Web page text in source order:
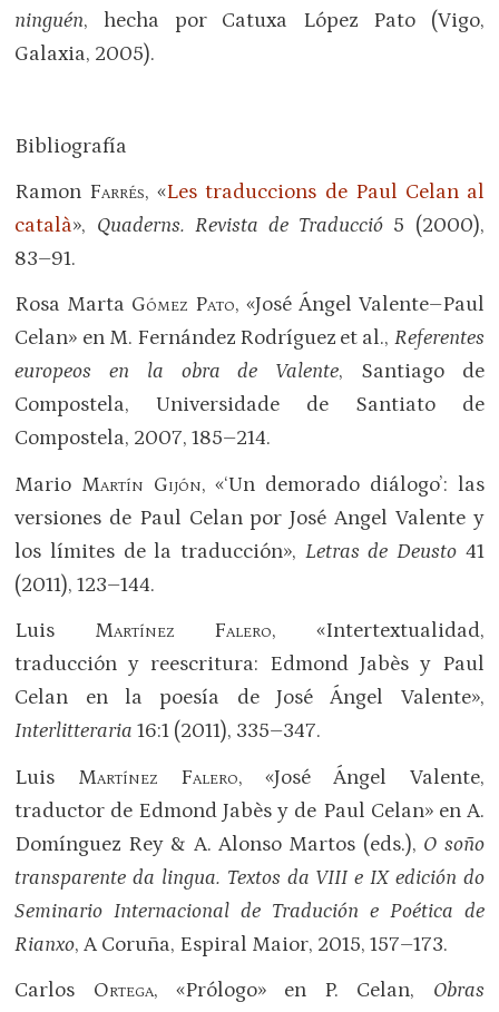
ninguén, hecha por Catuxa López Pato (Vigo,
Galaxia, 2005).
Bibliografía
Ramon Farrés, «Les traduccions de Paul Celan al
català», Quaderns. Revista de Traducció 5 (2000),
83–91.
Rosa Marta Gómez Pato, «José Ángel Valente–Paul
Celan» en M. Fernández Rodríguez et al., Referentes
europeos en la obra de Valente, Santiago de
Compostela, Universidade de Santiato de
Compostela, 2007, 185–214.
Mario Martín Gijón, «‘Un demorado diálogo’: las
versiones de Paul Celan por José Angel Valente y
los límites de la traducción», Letras de Deusto41
(2011), 123–144.
Luis Martínez Falero, «Intertextualidad,
traducción y reescritura: Edmond Jabès y Paul
Celan en la poesía de José Ángel Valente»,
Interlitteraria 16:1 (2011), 335–347.
Luis Martínez Falero, «José Ángel Valente,
traductor de Edmond Jabès y de Paul Celan» en A.
Domínguez Rey & A. Alonso Martos (eds.), O soño
transparente da lingua. Textos da VIII e IX edición do
Seminario Internacional de Tradución e Poética de
Rianxo, A Coruña, Espiral Maior, 2015, 157–173.
Carlos Ortega, «Prólogo» en P. Celan, Obras